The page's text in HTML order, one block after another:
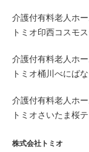
介護付有料老人ホー
トミオ印西コスモ
介護付有料老人ホー
トミオ桶川べにば
介護付有料老人ホー
トミオさいたま桜
株式会社トミオ